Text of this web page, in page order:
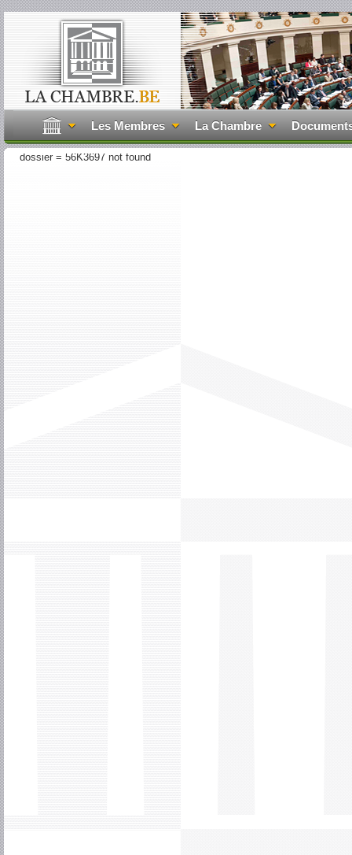
Les Membres La Chambre
dossier = 56K3697 not found